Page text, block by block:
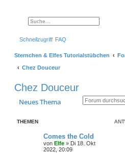
Suche
Erweiterte Suche
Schnellzugriff FAQ
Sternchen & Elfes Tutorialstübchen
Chez Douceur
Chez Douceur
Neues Thema Suche
Erweiterte
THEMEN
Comes the Cold
von Elfe » Di 18. Okt
2022, 20:09